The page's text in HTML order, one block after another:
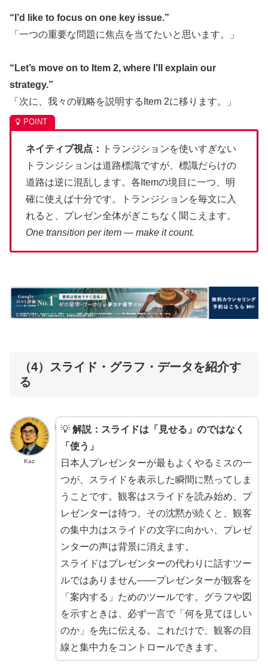
“I’d like to focus on one key issue.”
「一つの重要な問題に焦点を当てたいと思います。」
“Let’s move on to Item 2, where I’ll explain our
strategy.”
「次に、我々の戦略を説明するItem 2に移ります。」
ネイティブ視点：
トランジションを使いすぎない
トランジションは道路標識ですが、標識だらけの
道路は逆に混乱します。各Itemの境目に一つ、明
確に使えば十分です。トランジションを毎文に入
れると、プレゼン全体がぎこちなく聞こえます。
One transition per item — make it count.
（4）スライド・グラフ・データを紹介す
る
Kaz
💡 解説：スライドは「見せる」のではなく
「使う」
日本人プレゼンターが最もよくやるミスの一
つが、スライドを表示した瞬間に黙ってしま
うことです。観客はスライドを読み始め、プ
レゼンターは待つ。その沈黙が続くと、観客
の集中力はスライドの文字に向かい、プレゼ
ンターの声は背景に消えます。
スライドはプレゼンターの代わりに話すツー
ルではありません——プレゼンターが観客を
「案内する」ためのツールです。グラフや図
を示すときは、必ず一言で「何を見てほしい
のか」を先に伝える。これだけで、観客の目
線と集中力をコントロールできます。